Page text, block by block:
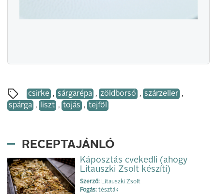
csirke , sárgarépa , zöldborsó , szárzeller ,
spárga , liszt , tojás , tejföl
RECEPTAJÁNLÓ
Káposztás cvekedli (ahogy
Litauszki Zsolt készíti)
Szerző: Litauszki Zsolt
Fogás: tészták